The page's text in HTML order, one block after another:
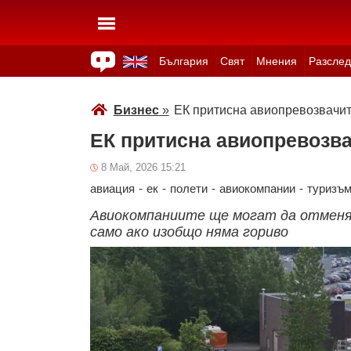
България Свят Мнения
Бизнес» ЕК притисна
ЕК притисна
8 Май, 2026 15:21
авиация - ек - полети - авиокомпании - туризъм
Авиокомпаниите ще могат да
само ако изобщо няма гориво